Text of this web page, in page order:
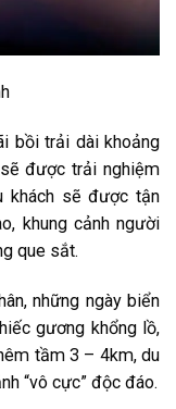
bồi trải dài khoảng
được trải nghiệm
khách sẽ được tận
khung cảnh người
que sắt.
những ngày biển
gương khổng lồ,
tầm 3 – 4km, du
“vô cực” độc đáo.